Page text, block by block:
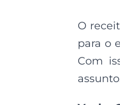
O
para o
Com